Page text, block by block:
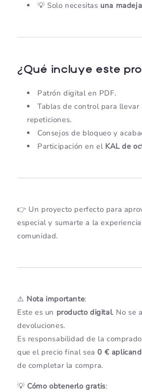
💡 Solo necesitas una madeja
¿Qué incluye este
Patrón digital en PDF.
Tablas de control para llevar
repeticiones.
Consejos de bloqueo y
Participación en el KAL de
👉 Un proyecto perfecto para
especial y sumarte a la
comunidad.
⚠️ Nota importante:
Este es un producto digital. No se
devoluciones.
Es responsabilidad de la
que el precio final sea0 €
de completar la compra.
💡 Cómo obtenerlo gratis: